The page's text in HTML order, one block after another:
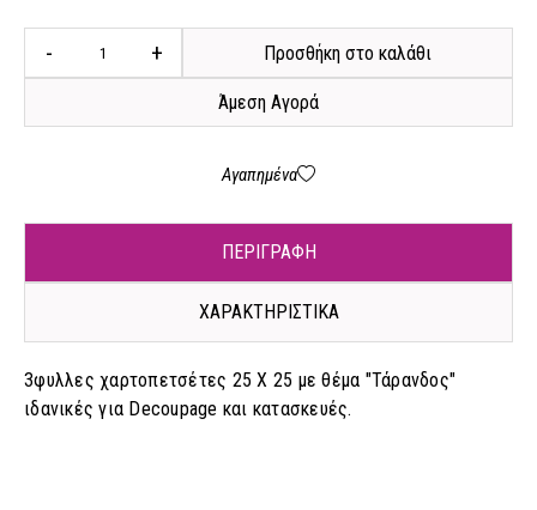
- + Προσθήκη στο καλάθι
Άμεση Αγορά
Αγαπημένα
ΠΕΡΙΓΡΑΦΗ
ΧΑΡΑΚΤΗΡΙΣΤΙΚΑ
3φυλλες χαρτοπετσέτες 25 X 25 με θέμα "Τάρανδος"
ιδανικές για Decoupage και κατασκευές.